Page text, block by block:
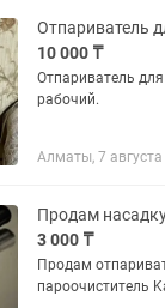
Отпариватель
10 000 ₸
Отпариватель
рабочий.
Алматы, 7 августа
3 000 ₸
Продам
пароочиститель